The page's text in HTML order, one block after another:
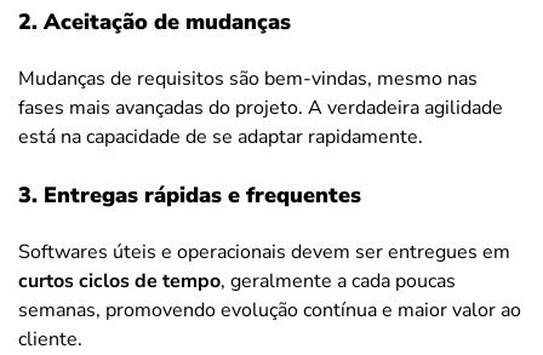
2. Aceitação de mudanças
Mudanças de requisitos são bem-vindas, mesmo nas
fases mais avançadas do projeto. A verdadeira agilidade
está na capacidade de se adaptar rapidamente.
3. Entregas rápidas e frequentes
Softwares úteis e operacionais devem ser entregues em
curtos ciclos de tempo, geralmente a cada poucas
semanas, promovendo evolução contínua e maior valor ao
cliente.